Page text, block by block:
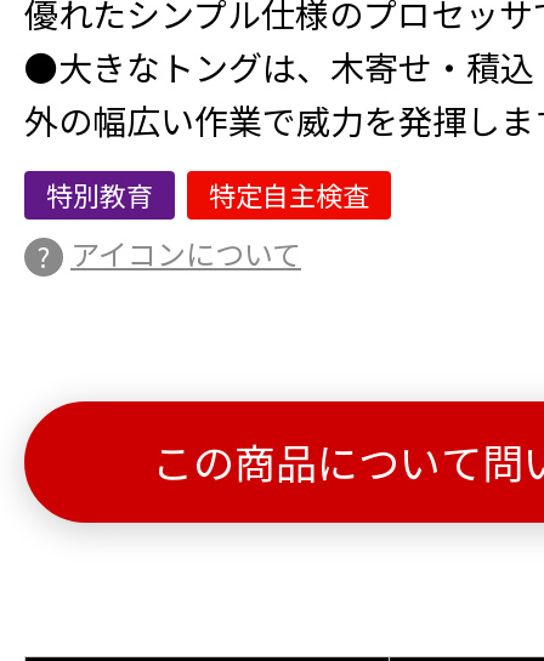
優れたシンプル仕様のプロセッサ
●大きなトングは、木寄せ・積
外の幅広い作業で威力を発揮しま
特別教育 特定自主検査
アイコンについて
この商品について問